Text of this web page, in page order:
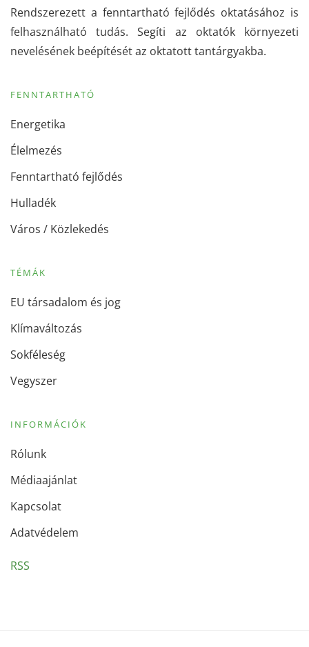
Rendszerezett a fenntartható fejlődés oktatásához is
felhasználható tudás. Segíti az oktatók környezeti
nevelésének beépítését az oktatott tantárgyakba.
FENNTARTHATÓ
Energetika
Élelmezés
Fenntartható fejlődés
Hulladék
Város / Közlekedés
TÉMÁK
EU társadalom és jog
Klímaváltozás
Sokféleség
Vegyszer
INFORMÁCIÓK
Rólunk
Médiaajánlat
Kapcsolat
Adatvédelem
RSS